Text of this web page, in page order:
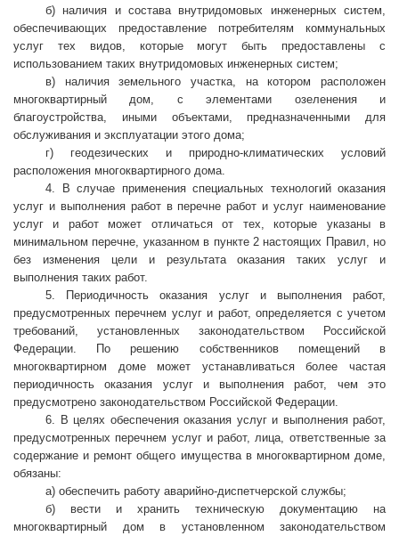
б) наличия и состава внутридомовых инженерных систем,
обеспечивающих предоставление потребителям коммунальных
услуг тех видов, которые могут быть предоставлены с
использованием таких внутридомовых инженерных систем;
в) наличия земельного участка, на котором расположен
многоквартирный дом, с элементами озеленения и
благоустройства, иными объектами, предназначенными для
обслуживания и эксплуатации этого дома;
г) геодезических и природно-климатических условий
расположения многоквартирного дома.
4. В случае применения специальных технологий оказания
услуг и выполнения работ в перечне работ и услуг наименование
услуг и работ может отличаться от тех, которые указаны в
минимальном перечне, указанном в пункте 2 настоящих Правил, но
без изменения цели и результата оказания таких услуг и
выполнения таких работ.
5. Периодичность оказания услуг и выполнения работ,
предусмотренных перечнем услуг и работ, определяется с учетом
требований, установленных законодательством Российской
Федерации. По решению собственников помещений в
многоквартирном доме может устанавливаться более частая
периодичность оказания услуг и выполнения работ, чем это
предусмотрено законодательством Российской Федерации.
6. В целях обеспечения оказания услуг и выполнения работ,
предусмотренных перечнем услуг и работ, лица, ответственные за
содержание и ремонт общего имущества в многоквартирном доме,
обязаны:
а) обеспечить работу аварийно-диспетчерской службы;
б) вести и хранить техническую документацию на
многоквартирный дом в установленном законодательством